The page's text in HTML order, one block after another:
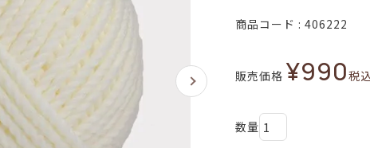
商品コード 406222
販売価格 ¥990税